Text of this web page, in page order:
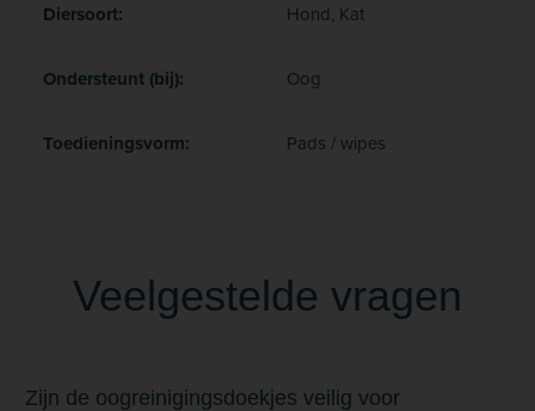
Diersoort: Hond, Kat
Ondersteunt (bij): Oog
Toedieningsvorm: Pads / wipes
Veelgestelde vragen
Zijn de oogreinigingsdoekjes veilig voor